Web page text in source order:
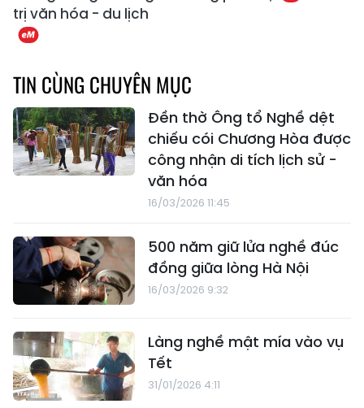
trị văn hóa - du lịch
TIN CÙNG CHUYÊN MỤC
Đền thờ Ông tổ Nghề dệt
chiếu cói Chương Hòa được
công nhận di tích lịch sử -
văn hóa
16/03/2026 11:45
500 năm giữ lửa nghề đúc
đồng giữa lòng Hà Nội
16/03/2026 9:32
Làng nghề mật mía vào vụ
Tết
31/01/2026 4:11